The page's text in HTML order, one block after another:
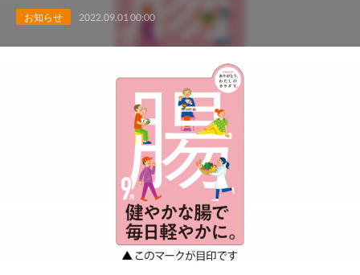
お知らせ 2022.09.01 00:00